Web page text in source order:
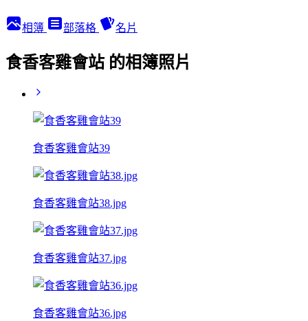
相簿 部落格 名片
食香客雞會站 的相簿照片
食香客雞會站39
食香客雞會站38.jpg
食香客雞會站37.jpg
食香客雞會站36.jpg